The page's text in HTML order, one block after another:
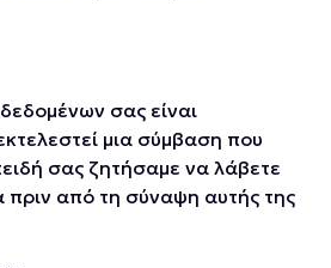
σας είναι
μια σύμβαση που
σας ζητήσαμε να λάβετε
πριν από τη σύναψη αυτής της